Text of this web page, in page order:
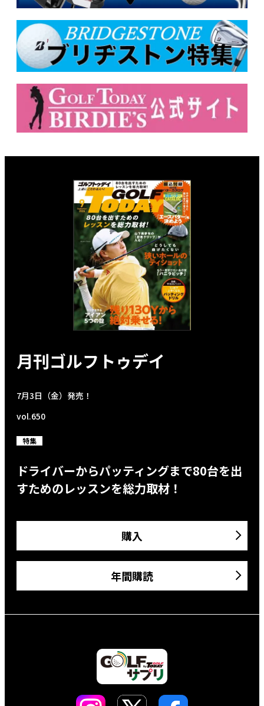
月刊ゴルフトゥデイ
7月3日（金）発売！
vol.650
特集
ドライバーからパッティングまで80台を出
すためのレッスンを総力取材！
購入
年間購読